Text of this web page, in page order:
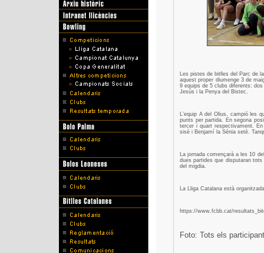
Les pistes de bitlles del Parc de
aquest proper diumenge 3 de
9 equips de 5 clubs diferents:
Jesús i la Penya del Bistec.
L’equip A del Olius, campió les
punts per partida. En segona
tercer i quart respectivament.
sisè i Benjamí la Sénia setè.
La jornada començarà a les 10
dues partides que disputaran
del migdia.
La Lliga Catalana està
https://www.fcbb.cat/
Foto: Tots els